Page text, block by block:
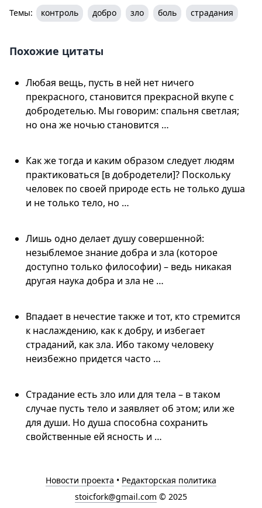
Темы: контроль добро зло боль страдания
Похожие цитаты
Любая вещь, пусть в ней нет ничего
прекрасного, становится прекрасной вкупе с
добродетелью. Мы говорим: спальня светлая;
но она же ночью становится …
Как же тогда и каким образом следует людям
практиковаться [в добродетели]? Поскольку
человек по своей природе есть не только душа
и не только тело, но …
Лишь одно делает душу совершенной:
незыблемое знание добра и зла (которое
доступно только философии) – ведь никакая
другая наука добра и зла не …
Впадает в нечестие также и тот, кто стремится
к наслаждению, как к добру, и избегает
страданий, как зла. Ибо такому человеку
неизбежно придется часто …
Страдание есть зло или для тела – в таком
случае пусть тело и заявляет об этом; или же
для души. Но душа способна сохранить
свойственные ей ясность и …
Новости проекта • Редакторская политика
stoicfork@gmail.com © 2025